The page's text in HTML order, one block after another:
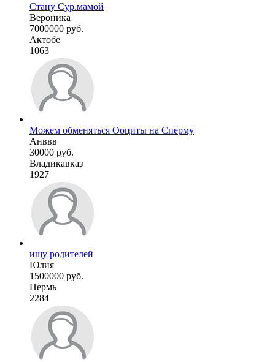
Стану Сур.мамой
Вероника
7000000 руб.
Актобе
1063
Можем обменяться Ооциты на Сперму
Анввв
30000 руб.
Владикавказ
1927
ищу родителей
Юлия
1500000 руб.
Пермь
2284